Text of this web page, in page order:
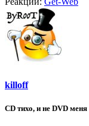
killoff
CD тихо, и не DVD меня